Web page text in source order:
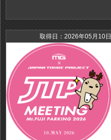
取得日：2026年05月10日